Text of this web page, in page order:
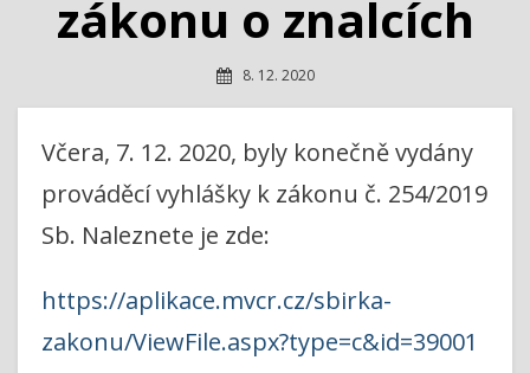
zákonu o znalcích
8. 12. 2020
Včera, 7. 12. 2020, byly konečně vydány
prováděcí vyhlášky k zákonu č. 254/2019
Sb. Naleznete je zde:
https://aplikace.mvcr.cz/sbirka-
zakonu/ViewFile.aspx?type=c&id=39001